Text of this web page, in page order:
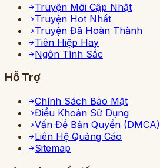
Truyện Mới Cập Nhật
Truyện Hot Nhất
Truyện Đã Hoàn Thành
Tiên Hiệp Hay
Ngôn Tình Sắc
Hỗ Trợ
Chính Sách Bảo Mật
Điều Khoản Sử Dụng
Vấn Đề Bản Quyền (DMCA)
Liên Hệ Quảng Cáo
Sitemap